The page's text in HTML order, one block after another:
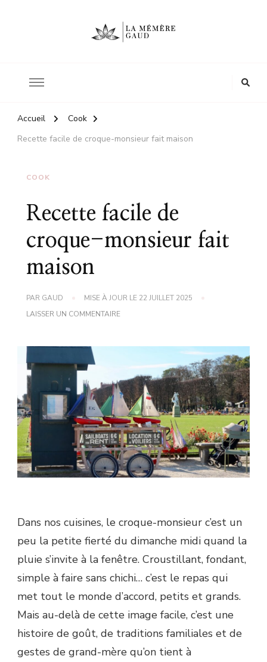
Accueil
Cook
Recette facile de croque-monsieur fait maison
COOK
Recette facile de
croque-monsieur fait
maison
PAR GAUD MISE À JOUR LE 22 JUILLET 2025
LAISSER UN COMMENTAIRESUR
DE
MONSIEUR
FAIT
MAISON
Dans nos cuisines, le croque-monsieur c’est un
peu la petite fierté du dimanche midi quand la
pluie s’invite à la fenêtre. Croustillant, fondant,
simple à faire sans chichi… c’est le repas qui
met tout le monde d’accord, petits et grands.
Mais au-delà de cette image facile, c’est une
histoire de goût, de traditions familiales et de
gestes de grand-mère qu’on tient à